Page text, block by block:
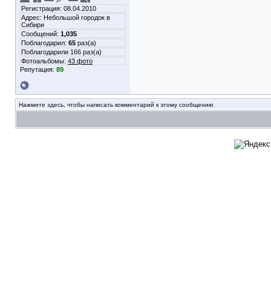
Регистрация: 08.04.2010
Адрес: Небольшой городок в
Сибири
Сообщений: 1,035
Поблагодарил: 65 раз(а)
Поблагодарили 166 раз(а)
Фотоальбомы: 43 фото
Репутация: 89
Нажмите здесь, чтобы написать комментарий к этому сообщению